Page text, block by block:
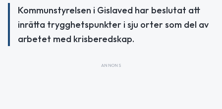
Kommunstyrelsen i Gislaved har beslutat att
inrätta trygghetspunkter i sju orter som del av
arbetet med krisberedskap.
ANNONS